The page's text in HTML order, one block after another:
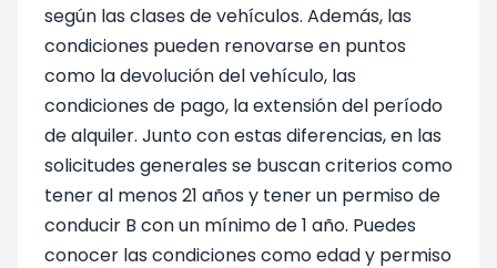
según las clases de vehículos. Además, las
condiciones pueden renovarse en puntos
como la devolución del vehículo, las
condiciones de pago, la extensión del período
de alquiler. Junto con estas diferencias, en las
solicitudes generales se buscan criterios como
tener al menos 21 años y tener un permiso de
conducir B con un mínimo de 1 año. Puedes
conocer las condiciones como edad y permiso